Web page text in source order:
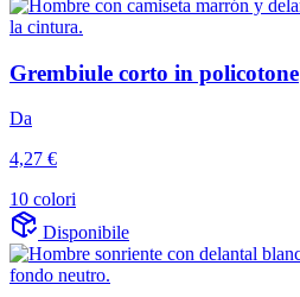
Grembiule corto in policotone
Da
4,27 €
10 colori
Disponibile